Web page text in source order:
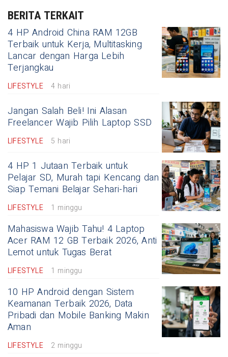
BERITA TERKAIT
4 HP Android China RAM 12GB
Terbaik untuk Kerja, Multitasking
Lancar dengan Harga Lebih
Terjangkau
LIFESTYLE 4 hari
Jangan Salah Beli! Ini Alasan
Freelancer Wajib Pilih Laptop SSD
LIFESTYLE 5 hari
4 HP 1 Jutaan Terbaik untuk
Pelajar SD, Murah tapi Kencang dan
Siap Temani Belajar Sehari-hari
LIFESTYLE 1 minggu
Mahasiswa Wajib Tahu! 4 Laptop
Acer RAM 12 GB Terbaik 2026, Anti
Lemot untuk Tugas Berat
LIFESTYLE 1 minggu
10 HP Android dengan Sistem
Keamanan Terbaik 2026, Data
Pribadi dan Mobile Banking Makin
Aman
LIFESTYLE 2 minggu